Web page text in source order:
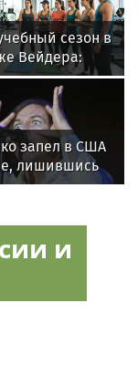
сезон в
Вейдера:
очные
подготовки
и
здоровья
запел в США
лишившись
и